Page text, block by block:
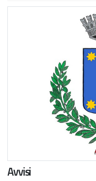
Avvisi